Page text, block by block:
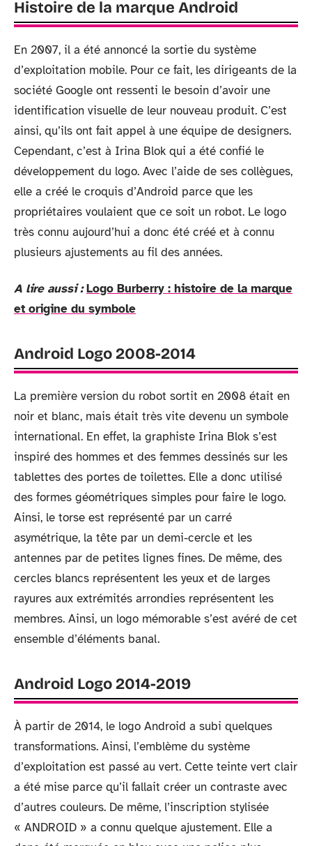
Histoire de la marque Android
En 2007, il a été annoncé la sortie du système
d’exploitation mobile. Pour ce fait, les dirigeants de la
société Google ont ressenti le besoin d’avoir une
identification visuelle de leur nouveau produit. C’est
ainsi, qu’ils ont fait appel à une équipe de designers.
Cependant, c’est à Irina Blok qui a été confié le
développement du logo. Avec l’aide de ses collègues,
elle a créé le croquis d’Android parce que les
propriétaires voulaient que ce soit un robot. Le logo
très connu aujourd’hui a donc été créé et à connu
plusieurs ajustements au fil des années.
A lire aussi : Logo Burberry : histoire de la marque
et origine du symbole
Android Logo 2008-2014
La première version du robot sortit en 2008 était en
noir et blanc, mais était très vite devenu un symbole
international. En effet, la graphiste Irina Blok s’est
inspiré des hommes et des femmes dessinés sur les
tablettes des portes de toilettes. Elle a donc utilisé
des formes géométriques simples pour faire le logo.
Ainsi, le torse est représenté par un carré
asymétrique, la tête par un demi-cercle et les
antennes par de petites lignes fines. De même, des
cercles blancs représentent les yeux et de larges
rayures aux extrémités arrondies représentent les
membres. Ainsi, un logo mémorable s’est avéré de cet
ensemble d’éléments banal.
Android Logo 2014-2019
À partir de 2014, le logo Android a subi quelques
transformations. Ainsi, l’emblème du système
d’exploitation est passé au vert. Cette teinte vert clair
a été mise parce qu’il fallait créer un contraste avec
d’autres couleurs. De même, l’inscription stylisée
« ANDROID » a connu quelque ajustement. Elle a